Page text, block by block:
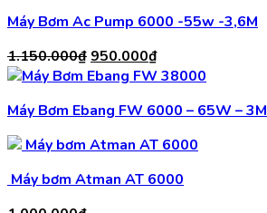
Máy Bơm Ac Pump 6000 -55w -3,6M
1.150.000₫ Giá
gốc
1.150.000₫.
950.000₫Giá
hiện
là:
950.000₫.
Máy Bơm Ebang FW 6000 – 65W – 3M
Máy bơm Atman AT 6000